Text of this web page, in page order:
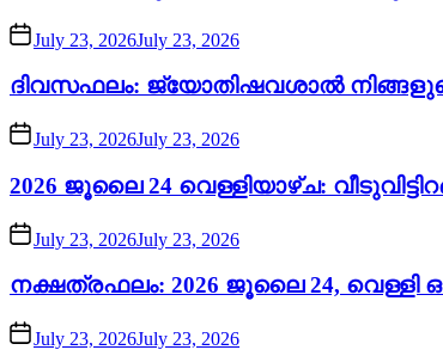
July 23, 2026July 23, 2026
ദിവസഫലം: ജ്യോതിഷവശാൽ
July 23, 2026July 23, 2026
2026 ജൂലൈ 24 വെള്ളിയാഴ്ച:
July 23, 2026July 23, 2026
നക്ഷത്രഫലം: 2026 ജൂലൈ 24,
July 23, 2026July 23, 2026